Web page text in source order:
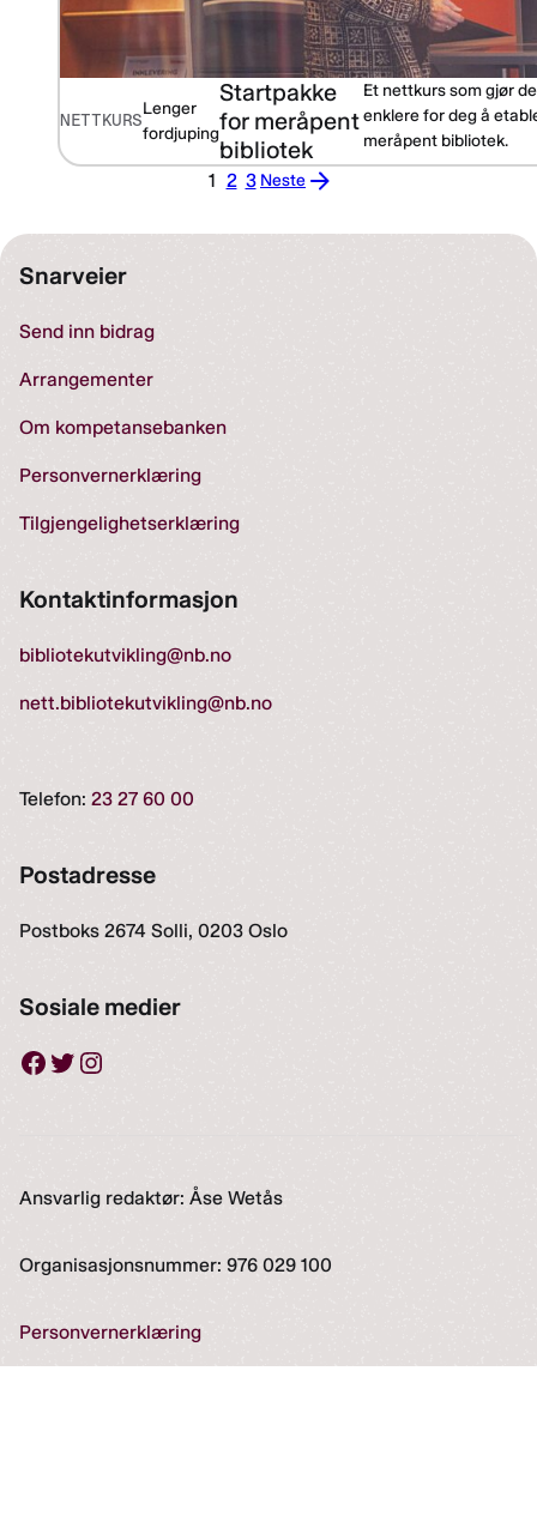
NETTKURS
Lenger
fordjuping
Startpakke
for meråpent
bibliotek
Et nettkurs som gjør
enklere for deg å
meråpent bibliotek.
1 2 3 Neste
Neste
Snarveier
Send inn bidrag
Arrangementer
Om kompetansebanken
Personvernerklæring
Tilgjengelighetserklæring
Kontaktinformasjon
bibliotekutvikling@nb.no
nett.bibliotekutvikling@nb.no
Telefon: 23 27 60 00
Postadresse
Postboks 2674 Solli, 0203 Oslo
Sosiale medier
Facebook Twitter Instagram
Ansvarlig redaktør: Åse Wetås
Organisasjonsnummer: 976 029 100
Personvernerklæring